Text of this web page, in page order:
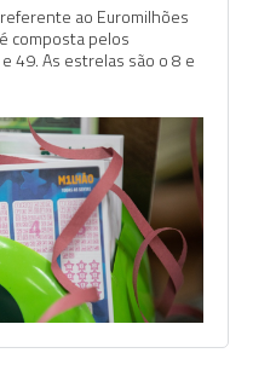
ao Euromilhões
composta pelos
49. As estrelas são o 8 e